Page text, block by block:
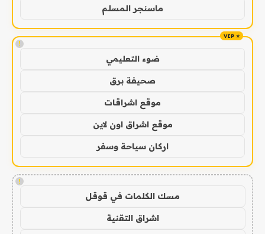
ماسنجر المسلم
!
ضوء التعليمي
صحيفة برق
موقع اشراقات
موقع اشراق اون لاين
اركان سياحة وسفر
!
مسك الكلمات في قوقل
اشراق التقنية